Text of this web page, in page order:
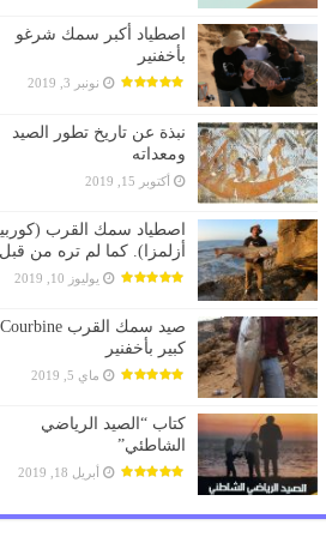
اصطياد أكبر سمك شرغو
بأخفنير
نونبر 3, 2019
نبذة عن تاريخ تطور الصيد
ومعداته
أكتوبر 15, 2019
اصطياد سمك القرب
أزلمزا). كما لم تره من
يوليوز 10, 2019
صيد سمك القرب Courbine
كبير بأخفنير
ماي 5, 2019
كتاب “الصيد الرياضي
الشاطئي”
أبريل 18, 2019